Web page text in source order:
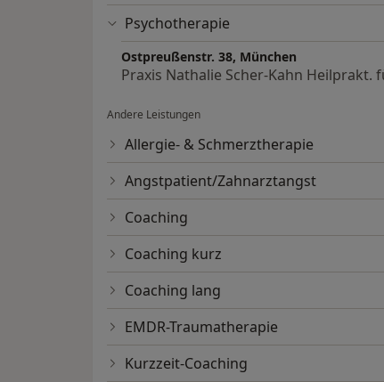
Psychotherapie
Ostpreußenstr. 38, München
Praxis Nathalie Scher-Kahn Heilprakt.
Andere Leistungen
Allergie- & Schmerztherapie
Angstpatient/Zahnarztangst
Coaching
Coaching kurz
Coaching lang
EMDR-Traumatherapie
Kurzzeit-Coaching